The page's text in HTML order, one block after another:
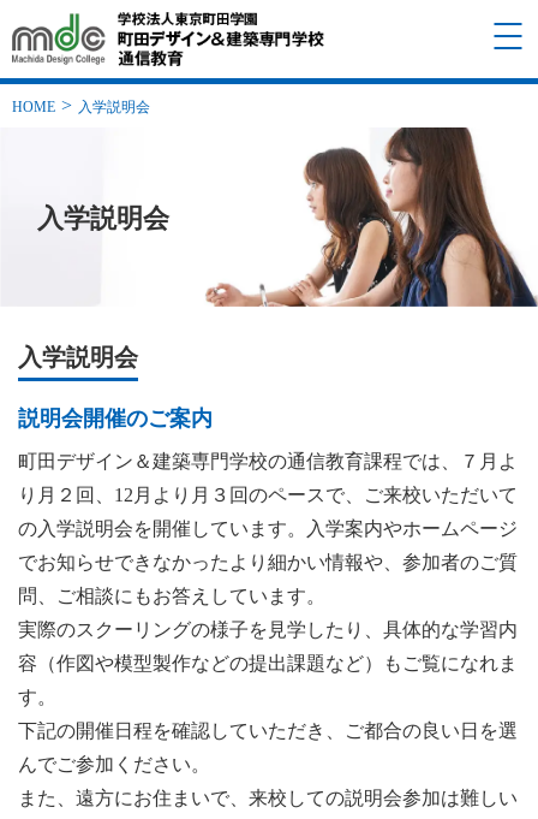
HOME 入学説明会
入学説明会
入学説明会
説明会開催のご案内
町田デザイン＆建築専門学校の通信教育課程では、７月よ
り月２回、12月より月３回のペースで、ご来校いただいて
の入学説明会を開催しています。入学案内やホームページ
でお知らせできなかったより細かい情報や、参加者のご質
問、ご相談にもお答えしています。
実際のスクーリングの様子を見学したり、具体的な学習内
容（作図や模型製作などの提出課題など）もご覧になれま
す。
下記の開催日程を確認していただき、ご都合の良い日を選
んでご参加ください。
また、遠方にお住まいで、来校しての説明会参加は難しい